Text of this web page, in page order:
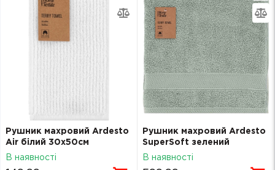
Рушник махровий Ardesto
Air білий 30х50см
ART2130NW
В наявності
Рушник махровий Ardesto
SuperSoft зелений
70х140см 100% бавовна
В наявності